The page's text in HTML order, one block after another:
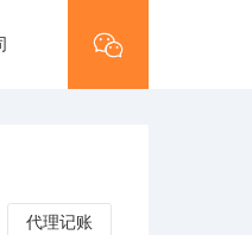
代理记账